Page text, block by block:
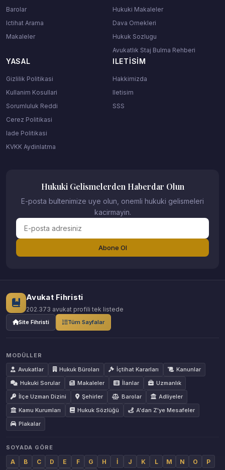
Barolar
Ictihat Arama
Makaleler
Hukuki Makaleler
Dava Ornekleri
Hukuk Sozlugu
Avukatlık Staj Bulma Rehberi
YASAL
Gizlilik Politikasi
Kullanim Kosullari
Sorumluluk Reddi
Cerez Politikasi
Iade Politikasi
KVKK Aydinlatma
ILETISIM
Hakkimizda
Iletisim
SSS
Hukuki Gelismelerden Haberdar Olun
E-posta bultenimize uye olun, onemli hukuki gelismeleri
kacirmayin.
Abone Ol
Avukat Fihristi
202.373 avukat profili tek listede
Site Fihristi Tüm Sayfalar
MODÜLLER
Avukatlar
Hukuk Büroları İçtihat Kararları
Kanunlar
Hukuki Sorular
Makaleler İlanlar
Uzmanlık
İlçe Uzman Dizini
Şehirler Barolar
Adliyeler
Kamu Kurumları
Hukuk Sözlüğü
A'dan Z'ye Mesafeler
Plakalar
SOYADA GÖRE
A B C D E F G H İ J K L M N O
P